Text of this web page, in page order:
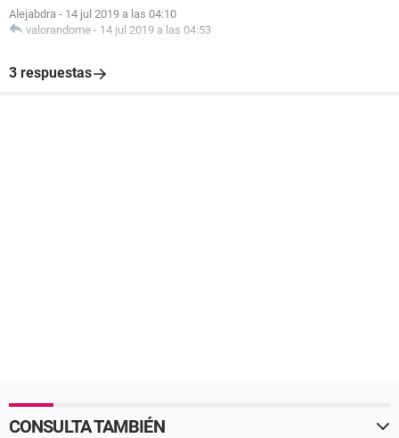
Alejabdra - 14 jul 2019 a las 04:10
valorandome - 14 jul 2019 a las 04:53
3 respuestas
CONSULTA TAMBIÉN